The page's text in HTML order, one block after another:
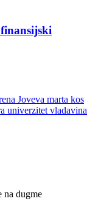
Joveva marta kos
univerzitet vladavina
na dugme